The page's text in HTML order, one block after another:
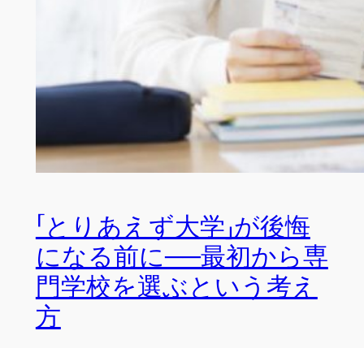
「とりあえず大学」が後悔
になる前に──最初から専
門学校を選ぶという考え
方